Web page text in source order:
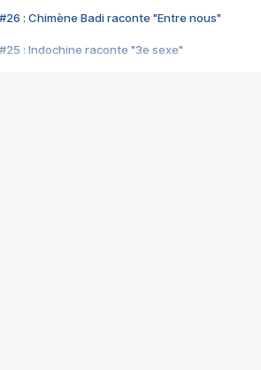
#26 : Chimène Badi raconte "Entre nous"
#25 : Indochine raconte "3e sexe"